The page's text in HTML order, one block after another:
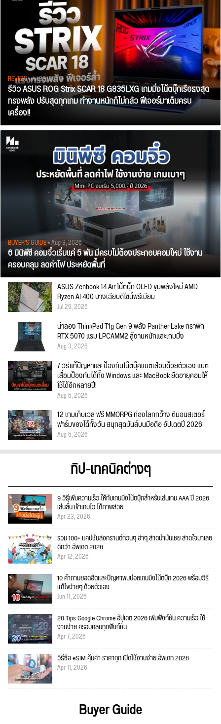
REVIEW• Jul 28, 2026
รีวิว ASUS ROG Strix SCAR 18 G835LXG เกมมิ่งโน้ตบุ๊กเรือธงสุด
ทรงพลัง ปรับสุดทุกเกม ทำงานหนักก็ไม่กลัว ฟีเจอร์มาเต็มครบ
เครื่อง!!
BUYER'S GUIDE• Aug 3, 2026
6 มินิพีซี คอมจิ๋วเริ่มแค่ 5 พัน มีครบไม่ต้องประกอบคอมใหม่ ใช้งาน
ครอบคลุม ลดค่าไฟ ประหยัดพื้นที่
ASUS Zenbook 14 Air โน้ตบุ๊ก OLED ขุมพลังใหม่ AMD
Ryzen AI 400 บางเฉียบดีไซน์พรีเมียม
Jul 29, 2026
น่าลอง ThinkPad T1g Gen 9 พลัง Panther Lake กราฟิก
RTX 5070 แรม LPCAMM2 สู้งานหนักและเกมมิ่ง
Aug 3, 2026
7 วิธีแก้ปัญหาและป้องกันโน๊ตบุ๊คแบตเสื่อมด้วยตัวเอง แบต
เสื่อมป้องกันได้ทั้ง Windows และ MacBook ยืดอายุคอมให้
ใช้ได้อีกหลายปี!
Aug 5, 2026
12 เกมเก็บเวล ฟรี MMORPG ท่องโลกกว้าง ตีมอนสเตอร์
ฟาร์มของได้ทั้งวัน สนุกสุดมันส์บนมือถือ อัปเดตปี 2026
Aug 5, 2026
ทิป-เทคนิคต่างๆ
9 วิธีเพิ่มความเร็ว ให้กับเกมมิ่งโน้ตบุ๊กสำหรับเล่นเกม AAA ปี 2026
เล่นลื่น เข้าเกมไว ได้ภาพสวย
Apr 23, 2026
รวม 100+ แคปชั่นสงกรานต์กวนๆ ฮาๆ สาดน้ำมันเชย สาดใจมาเลย
ดีกว่า อัพเดต 2026
Apr 12, 2026
10 คำถามยอดฮิตและปัญหาพบบ่อยเกมมิ่งโน้ตบุ๊ก 2026 พร้อมวิธี
แก้ไขง่ายๆ ด้วยตัวเอง
Jun 11, 2026
20 Tips Google Chrome อัปเดต 2026 เพิ่มฟังก์ชั่น ความเร็ว ใช้
งานง่าย ครอบคลุมทุกฟังก์ชั่น
Apr 7, 2026
วิธีซื้อ eSIM คุ้มค่า ราคาถูก เปิดใช้งานง่าย อัพเดท 2026
Apr 11, 2026
Buyer Guide